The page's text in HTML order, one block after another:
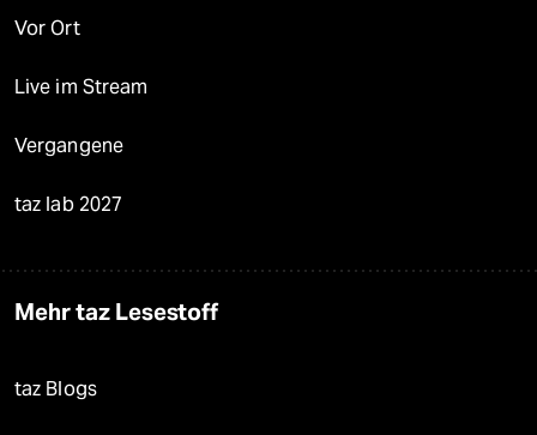
Vor Ort
Live im Stream
Vergangene
taz lab 2027
Mehr taz Lesestoff
taz Blogs